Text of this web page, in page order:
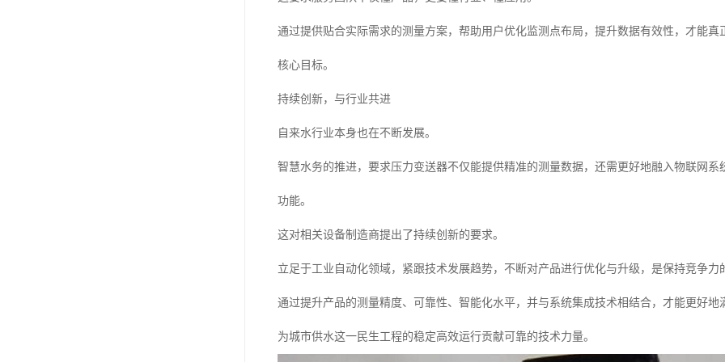
通过提供贴合实际需求的测量方案，帮助用户优化监测点布局，提升数据有效性，才能
核心目标。
持续创新，与行业共进
自来水行业本身也在不断发展。
智慧水务的推进，要求压力变送器不仅能提供精准的测量数据，还需更好地融入物联网
功能。
这对相关设备制造商提出了持续创新的要求。
立足于工业自动化领域，紧跟技术发展趋势，不断对产品进行优化与升级，是保持竞争力
通过提升产品的测量精度、可靠性、智能化水平，并与系统集成技术相结合，才能更好
为城市供水这一民生工程的稳定高效运行贡献可靠的技术力量。